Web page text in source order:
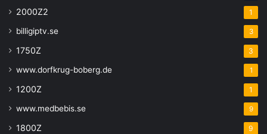
2000Z2 1
billigiptv.se 3
1750Z 3
www.dorfkrug-boberg.de 1
1200Z 1
www.medbebis.se 9
1800Z 9